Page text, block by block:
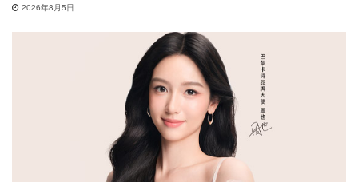
2026年8月5日